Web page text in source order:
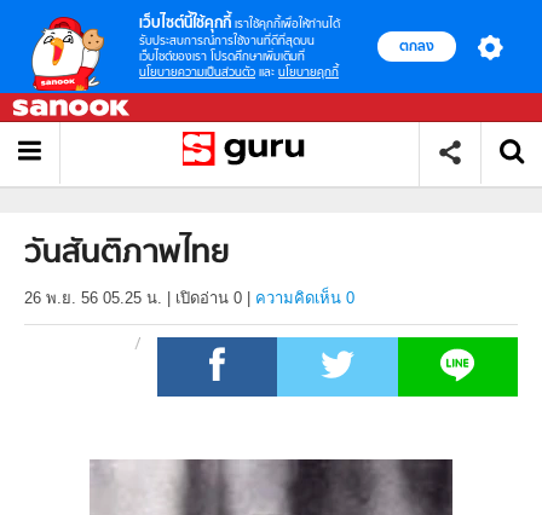
เว็บไซต์นี้ใช้คุกกี้ เราใช้คุกกี้เพื่อให้ท่านได้
รับประสบการณ์การใช้งานที่ดีที่สุดบน
เว็บไซต์ของเรา โปรดศึกษาเพิ่มเติมที่
นโยบายความเป็นส่วนตัว และ นโยบายคุกกี้
ตกลง
วันสันติภาพไทย
26 พ.ย. 56 05.25 น. เปิดอ่าน 0 ความคิดเห็น 0